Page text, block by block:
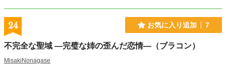
んでやると思っていたのにうまくはいかないし、喋る猫が気
がつけば傍にいるし、英雄王とも言われた兄は一度目とは違
は態度が違ってなんだか怖い………一体何がどうなってる
24 お気に入り追加 7
不完全な聖域 ―完璧な姉の歪んだ恋情―（ブラコン）
MisakiNonagase